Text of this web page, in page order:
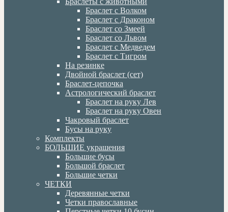
Браслет с Волком
Браслет с Драконом
Браслет со Змеей
Браслет со Львом
Браслет с Медведем
Браслет с Тигром
На резинке
Двойной браслет (сет)
Браслет-цепочка
Астрологический браслет
Браслет на руку Лев
Браслет на руку Овен
Чакровый браслет
Бусы на руку
Комплекты
БОЛЬШИЕ украшения
Большие бусы
Большой браслет
Большие четки
ЧЕТКИ
Деревянные четки
Четки православные